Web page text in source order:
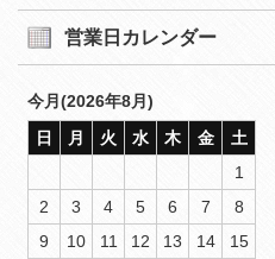
営業日カレンダー
今月(2026年8月)
日
月 火 水 木 金
土
1
2
3 4 5 6 7
8
9
10 11 12 13 14
15